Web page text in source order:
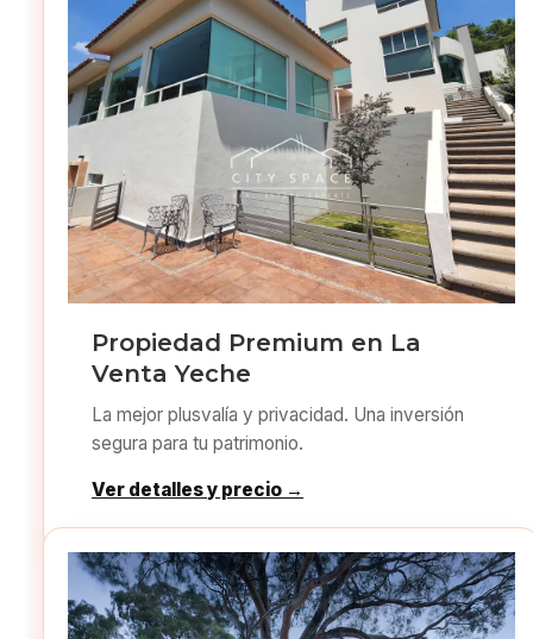
Propiedad Premium en La
Venta Yeche
La mejor plusvalía y privacidad. Una inversión
segura para tu patrimonio.
Ver detalles y precio →